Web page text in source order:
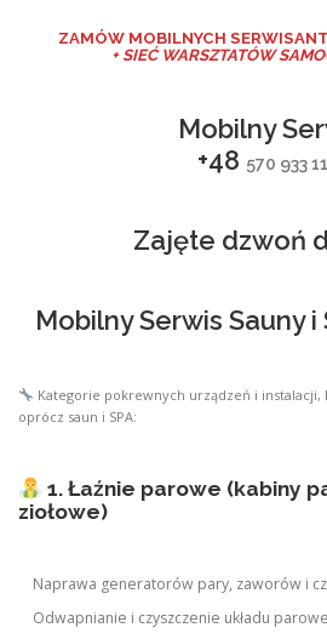
ZAMÓW MOBILNYCH
+ SIEĆ WARSZTATÓW
Mobilny
+48 570 933
Zajęte dzwoń
Mobilny Serwis Sauny i
Kategorie pokrewnych urządzeń i instalacji,
oprócz saun i SPA:
1. Łaźnie parowe (kabiny
ziołowe)
Naprawa generatorów pary, zaworów i
Odwapnianie i czyszczenie układu